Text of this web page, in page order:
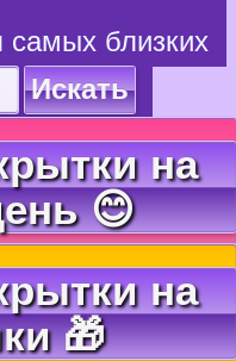
близких
Искать
на
😊
на
🎁